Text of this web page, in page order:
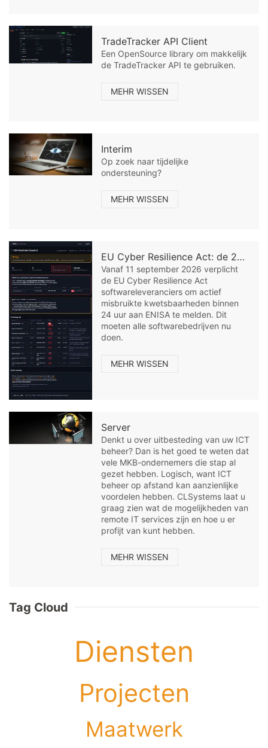
TradeTracker API Client
Een OpenSource library om makkelijk
de TradeTracker API te gebruiken.
MEHR WISSEN
Interim
Op zoek naar tijdelijke
ondersteuning?
MEHR WISSEN
EU Cyber Resilience Act: de 24-uurs meldplicht voor software-leveranciers
Vanaf 11 september 2026 verplicht
de EU Cyber Resilience Act
softwareleveranciers om actief
misbruikte kwetsbaarheden binnen
24 uur aan ENISA te melden. Dit
moeten alle softwarebedrijven nu
doen.
MEHR WISSEN
Server
Denkt u over uitbesteding van uw ICT
beheer? Dan is het goed te weten dat
vele MKB-ondernemers die stap al
gezet hebben. Logisch, want ICT
beheer op afstand kan aanzienlijke
voordelen hebben. CLSystems laat u
graag zien wat de mogelijkheden van
remote IT services zijn en hoe u er
profijt van kunt hebben.
MEHR WISSEN
Tag Cloud
Diensten
Projecten
Maatwerk